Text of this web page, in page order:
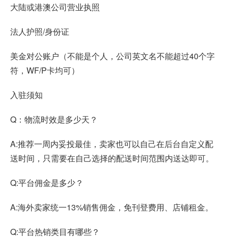
大陆或港澳公司营业执照
法人护照/身份证
美金对公账户（不能是个人，公司英文名不能超过40个字
符，WF/P卡均可）
入驻须知
Q：物流时效是多少天？
A:推荐一周内妥投最佳，卖家也可以自己在后台自定义配
送时间，只需要在自己选择的配送时间范围内送达即可。
Q:平台佣金是多少？
A:海外卖家统一13%销售佣金，免刊登费用、店铺租金。
Q:平台热销类目有哪些？